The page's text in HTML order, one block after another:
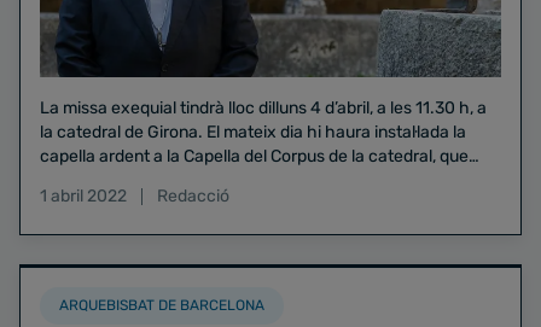
La missa exequial tindrà lloc dilluns 4 d’abril, a les 11.30 h, a
la catedral de Girona. El mateix dia hi haura instal·lada la
capella ardent a la Capella del Corpus de la catedral, que
1 abril 2022 Redacció
ARQUEBISBAT DE BARCELONA